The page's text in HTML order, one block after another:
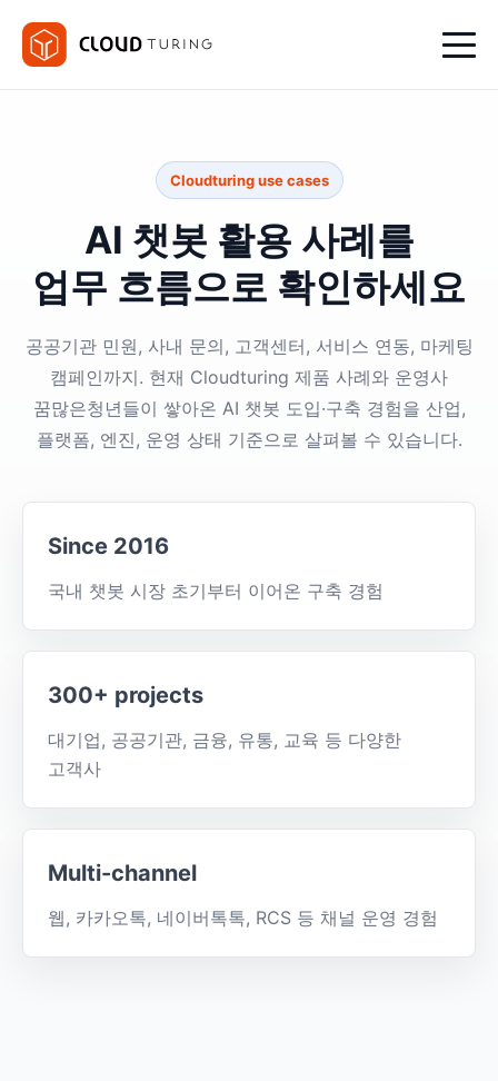
Cloudturing use cases
AI 챗봇 활용 사례를
업무 흐름으로 확인하세요
공공기관 민원, 사내 문의, 고객센터, 서비스 연동, 마케팅
캠페인까지. 현재 Cloudturing 제품 사례와 운영사
꿈많은청년들이 쌓아온 AI 챗봇 도입·구축 경험을 산업,
플랫폼, 엔진, 운영 상태 기준으로 살펴볼 수 있습니다.
Since 2016
국내 챗봇 시장 초기부터 이어온 구축 경험
300+ projects
대기업, 공공기관, 금융, 유통, 교육 등 다양한
고객사
Multi-channel
웹, 카카오톡, 네이버톡톡, RCS 등 채널 운영 경험